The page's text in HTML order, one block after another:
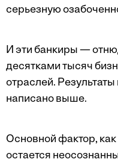
серьезную
И эти банкиры —
десятками тысяч
отраслей.
написано выше.
Основной фактор,
остается